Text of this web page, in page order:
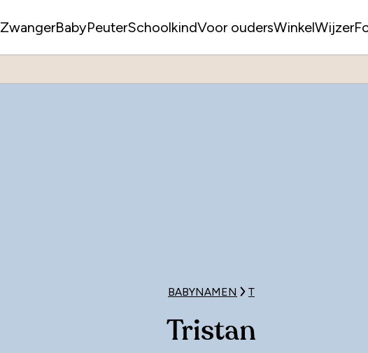
ZwangerBabyPeuterSchoolkindVoor oudersWinkelWijzer
BABYNAMEN T
Tristan